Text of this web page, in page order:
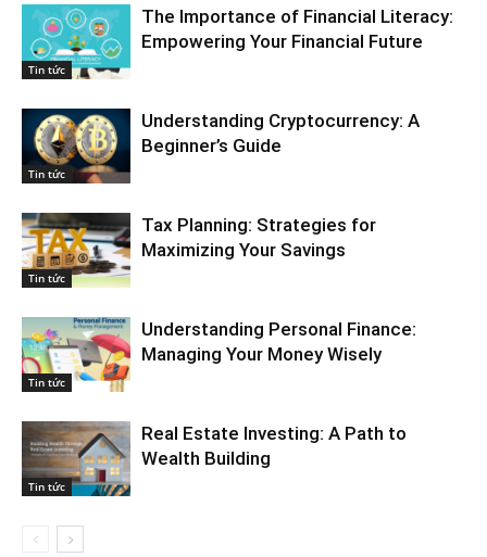
Tin tức
The Importance of Financial Literacy:
Empowering Your Financial Future
Tin tức
Understanding Cryptocurrency: A
Beginner’s Guide
Tin tức
Tax Planning: Strategies for
Maximizing Your Savings
Tin tức
Understanding Personal Finance:
Managing Your Money Wisely
Tin tức
Real Estate Investing: A Path to
Wealth Building